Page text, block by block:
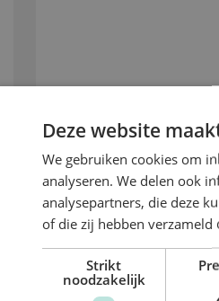
Deze website
We gebruiken cookies om
analyseren. We delen ook
analysepartners, die deze
of die zij hebben
Strikt
noodzakelijk